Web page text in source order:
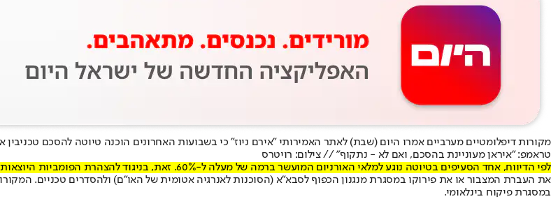
מקורות דיפלומטיים מערביים אמרו היום (שבת) לאתר האמירותי "אירם ניוז" כי בשבועות האחרונים הוכנה טיוטה להסכם טכניבין
טראמפ: "איראן מעוניינת בהסכם, ואם לא - נתקוף" // צילום: רויטרס
לפי הדיווח, אחד הסעיפים בטיוטה נוגע למלאי האורניום המועשר ברמה של מעלה ל-60%. זאת, בניגוד להצהרת הפומביות היוצאות מכיוון טהרן כי נושא הגרעין אינו על השולחן.
את העברת המצבור או את פירוקו במסגרת מנגנון הכפוף לסבא"א (הסוכנות לאנרגיה אטומית של האו"ם) ולהסדרים טכניים.
במסגרת פיקוח בינלאומי.